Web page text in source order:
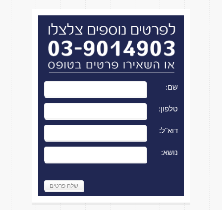
שם:
טלפון:
דוא"ל:
נושא: